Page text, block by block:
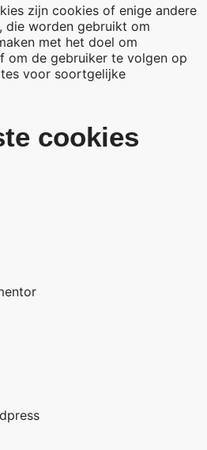
zijn cookies of enige andere
die worden gebruikt om
met het doel om
om de gebruiker te volgen op
voor soortgelijke
cookies